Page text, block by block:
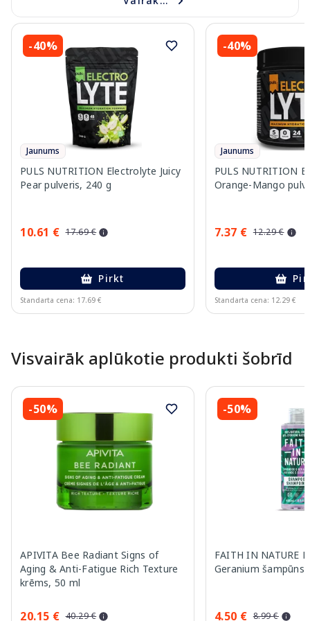
-40%
Jaunums
PULS NUTRITION Electrolyte Juicy
Pear pulveris, 240 g
10.61 € 17.69 €
Pirkt
Standarta cena: 17.69 €
-40%
Jaunums
PULS NUTRITION
Orange-Mango
7.37 € 12.29 €
Standarta cena: 12.29 €
Visvairāk aplūkotie produkti šobrīd
-50%
APIVITA Bee Radiant Signs of
Aging & Anti-Fatigue Rich Texture
krēms, 50 ml
20.15 € 40.29 €
-50%
FAITH IN NATURE
Geranium
4.50 € 8.99 €